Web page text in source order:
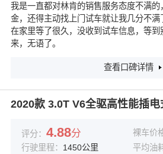
我是一直都对林肯的销售服务态度不满
金，还得主动找上门试车就让我几分不满
在家里等了很久，没收到试车信息，等
来，无语了。
查看口碑详情
2020款 3.0T V6全驱高性能插电
评分： 4.88分 裸车价
行驶里程： 1450公里 平均油